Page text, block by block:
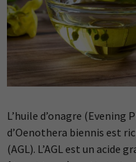
L’huile d’onagre
d’Oenothera biennis est
(AGL). L’AGL est un acide